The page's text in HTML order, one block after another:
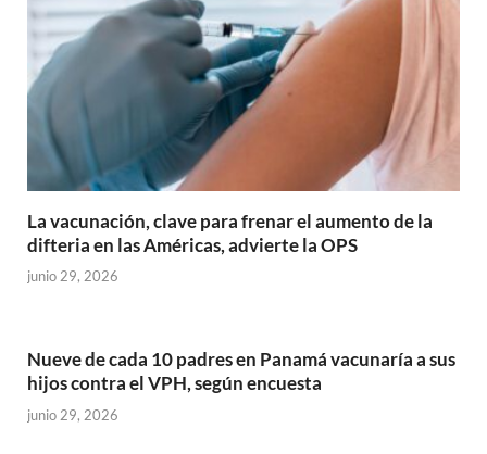
La vacunación, clave para frenar el aumento de la
difteria en las Américas, advierte la OPS
junio 29, 2026
Nueve de cada 10 padres en Panamá vacunaría a sus
hijos contra el VPH, según encuesta
junio 29, 2026